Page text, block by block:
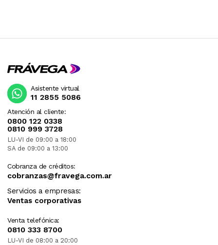
Atención al cliente:
0800 122 0338
0810 999 3728
LU-VI de 09:00 a 18:00
SA de 09:00 a 13:00
Cobranza de créditos:
cobranzas@fravega.com.ar
Servicios a empresas:
Ventas corporativas
Venta telefónica:
0810 333 8700
LU-VI de 08:00 a 20:00
Asistente virtual
11 2855 5086